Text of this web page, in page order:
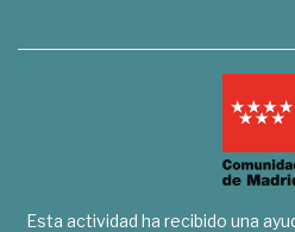
Esta actividad ha recibido una